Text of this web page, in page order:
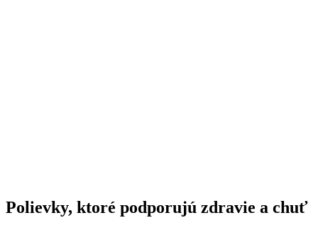
Polievky, ktoré podporujú zdravie a chuť